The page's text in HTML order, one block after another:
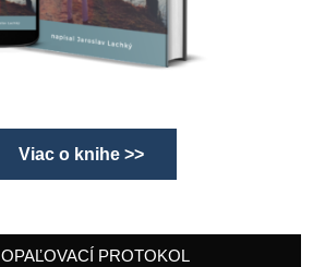
Viac o knihe >>
OPAĽOVACÍ PROTOKOL